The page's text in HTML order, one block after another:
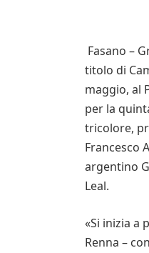
Fasano –
titolo di
maggio, al
per la
tricolore,
Francesco
argentino
Leal.
«Si inizia a
Renna –